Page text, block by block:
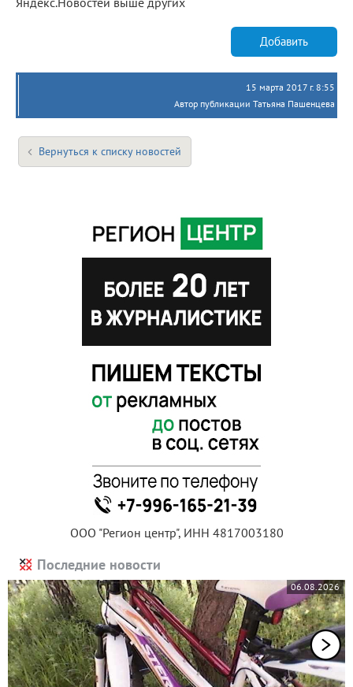
Добавить
15 марта 2017 г. 8:55
Автор публикации Татьяна Пашенцева
Вернуться к списку новостей
ООО "Регион центр", ИНН 4817003180
Последние новости
06.08.2026